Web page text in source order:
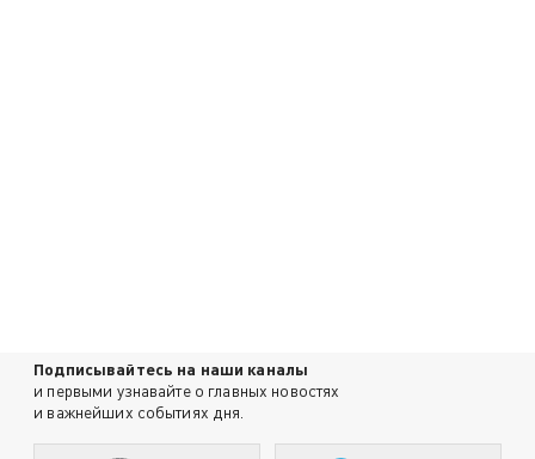
Подписывайтесь на наши каналы
и первыми узнавайте о главных новостях
и важнейших событиях дня.